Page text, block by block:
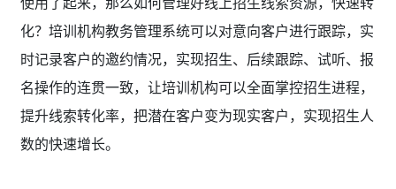
化？培训机构教务管理系统可以对意向客户进行跟踪，实
时记录客户的邀约情况，实现招生、后续跟踪、试听、报
名操作的连贯一致，让培训机构可以全面掌控招生进程，
提升线索转化率，把潜在客户变为现实客户，实现招生人
数的快速增长。